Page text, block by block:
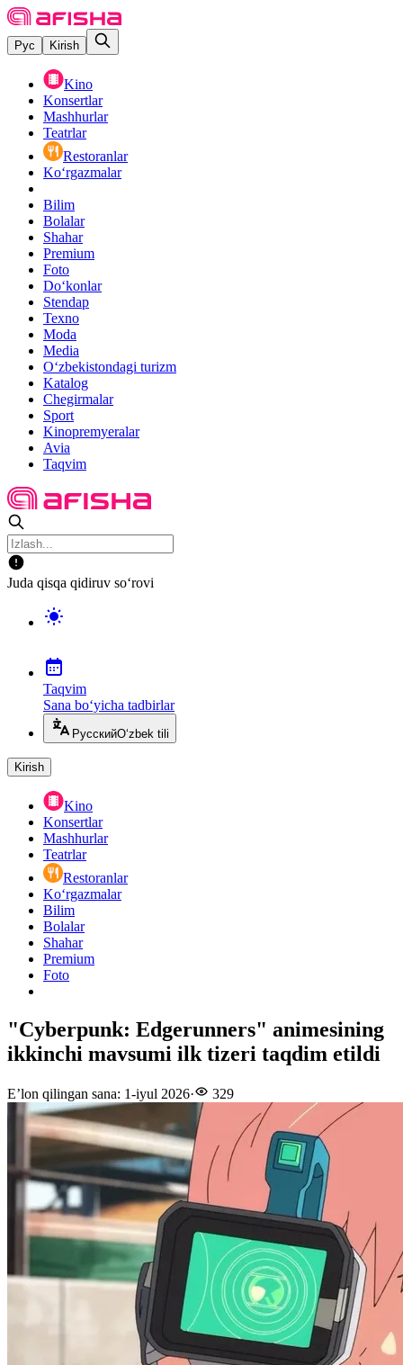
Рус Kirish
Kino
Konsertlar
Mashhurlar
Teatrlar
Restoranlar
Ko‘rgazmalar
Bilim
Bolalar
Shahar
Premium
Foto
Do‘konlar
Stendap
Texno
Moda
Media
O‘zbekistondagi turizm
Katalog
Chegirmalar
Sport
Kinopremyeralar
Avia
Taqvim
Juda qisqa qidiruv so‘rovi
Taqvim
Sana bo‘yicha tadbirlar
РусскийO‘zbek tili
Kirish
Kino
Konsertlar
Mashhurlar
Teatrlar
Restoranlar
Ko‘rgazmalar
Bilim
Bolalar
Shahar
Premium
Foto
"Cyberpunk: Edgerunners" animesining
ikkinchi mavsumi ilk tizeri taqdim etildi
E’lon qilingan sana: 1-iyul 2026· 329